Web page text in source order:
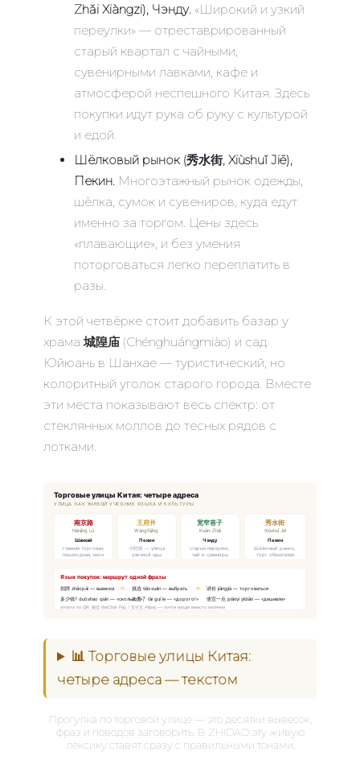
Zhǎi Xiàngzi), Чэнду. «Широкий и узкий
переулки» — отреставрированный
старый квартал с чайными,
сувенирными лавками, кафе и
атмосферой неспешного Китая. Здесь
покупки идут рука об руку с культурой
и едой.
Шёлковый рынок (秀水街, Xiùshuǐ Jiē),
Пекин. Многоэтажный рынок одежды,
шёлка, сумок и сувениров, куда едут
именно за торгом. Цены здесь
«плавающие», и без умения
поторговаться легко переплатить в
разы.
К этой четвёрке стоит добавить базар у
храма 城隍庙 (Chénghuángmiào) и сад
Юйюань в Шанхае — туристический, но
колоритный уголок старого города. Вместе
эти места показывают весь спектр: от
стеклянных моллов до тесных рядов с
лотками.
Торговые улицы Китая: четыре адреса
УЛИЦА КАК ЖИВОЙ УЧЕБНИК ЯЗЫКА И КУЛЬТУРЫ
南京路
Nánjīng Lù
Шанхай
главная торговая,
пешеходная, неон
王府井
Wángfǔjǐng
Пекин
小吃街 — улица
уличной еды
宽窄巷子
Kuān-Zhǎi
Чэнду
старые переулки,
чай и сувениры
秀水街
Xiùshuǐ Jiē
Пекин
Шёлковый рынок,
торг обязателен
Язык покупок: маршрут одной фразы
招牌 zhāopái — вывеска 挑选 tiāoxuǎn — выбрать
讲价 jiǎngjià — торговаться
多少钱? duōshao qián — «сколько?»太贵了 tài guì le — «дорого!» 便宜一点 piányi yìdiǎn — «дешевле»
оплата по QR: 微信 WeChat Pay / 支付宝 Alipay — почти везде вместо налички
→ →
📊 Торговые улицы Китая:
четыре адреса — текстом
Прогулка по торговой улице — это десятки вывесок,
фраз и поводов заговорить. В ZHIDAO эту живую
лексику ставят сразу с правильными тонами.